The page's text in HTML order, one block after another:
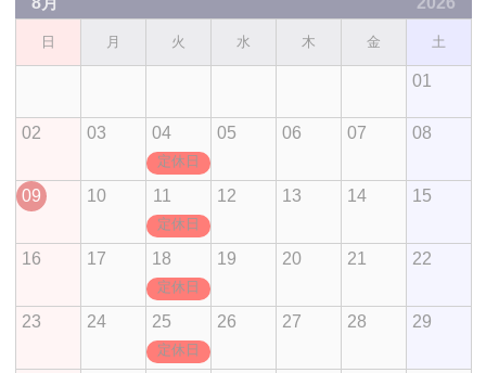
日 月 火 水 木 金 土
01
02 03 04
定休日
05 06 07 08
09 10 11
定休日
12 13 14 15
16 17 18
定休日
19 20 21 22
23 24 25
定休日
26 27 28 29